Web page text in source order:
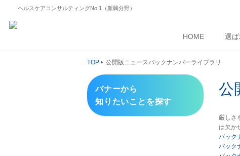
ヘルスケアコンサルティングNo.1（新興分野）
HOME 選
TOP 公開版ニュースバックナンバーライブラリ
公
厳しさ
は欠か
バック
バック
バナーから
知りたいことを探す